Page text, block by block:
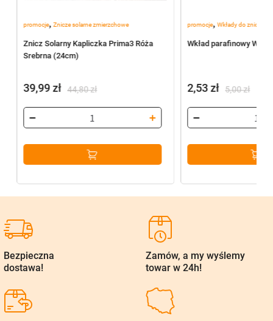
promocje, Znicze solarne zmierzchowe
Znicz Solarny Kapliczka Prima3 Róża
Srebrna (24cm)
44,80zł
cena
wynosiła:
44,80 zł.
39,99zł
cena
wynosi:
39,99 zł.
promocje,Wkłady do zniczy
Wkład parafinowy W6
5,00zł
cena
wynosiła:
5,00 zł.
2,53zł
cena
wynosi:
2,53 zł.
Bezpieczna
dostawa!
Zamów, a my wyślemy
towar w 24h!